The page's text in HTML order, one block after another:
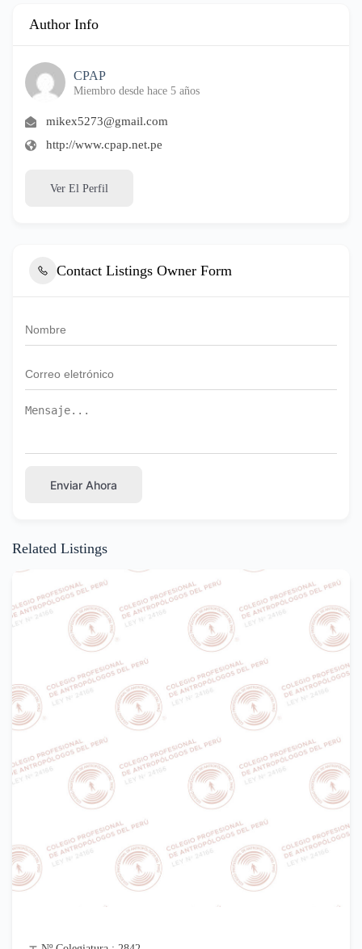
Author Info
CPAP
Miembro desde hace 5 años
mikex5273@gmail.com
http://www.cpap.net.pe
Ver El Perfil
Contact Listings Owner Form
Enviar Ahora
Related Listings